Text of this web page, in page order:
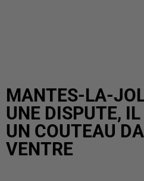
MANTES-LA-
UNE DISPUTE,
UN COUTEAU
VENTRE